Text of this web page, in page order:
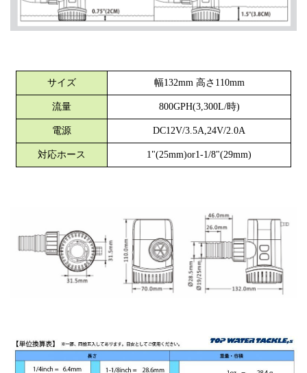
サイズ 幅132mm 高さ110mm
流量 800GPH(3,300L/時)
電源 DC12V/3.5A,24V/2.0A
対応ホース 1"(25mm)or1-1/8"(29mm)